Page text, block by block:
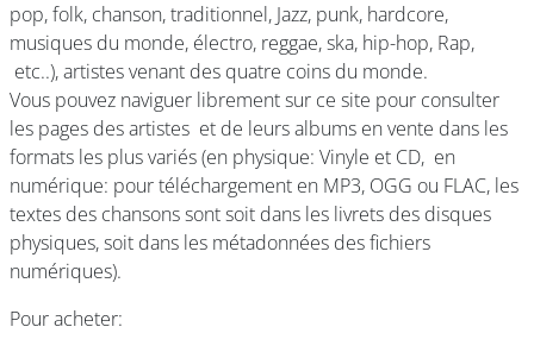
pop, folk, chanson, traditionnel, Jazz, punk, hardcore,
musiques du monde, électro, reggae, ska, hip-hop, Rap,
etc..), artistes venant des quatre coins du monde.
Vous pouvez naviguer librement sur ce site pour consulter
les pages des artistes et de leurs albums en vente dans les
formats les plus variés (en physique: Vinyle et CD, en
numérique: pour téléchargement en MP3, OGG ou FLAC, les
textes des chansons sont soit dans les livrets des disques
physiques, soit dans les métadonnées des fichiers
numériques).
Pour acheter: